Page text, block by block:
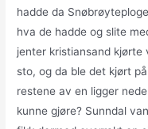
hadde da
hva de hadde og slite
jenter kristiansand kjørte
sto, og da ble det kjørt
restene av en ligger
kunne gjøre? Sunndal